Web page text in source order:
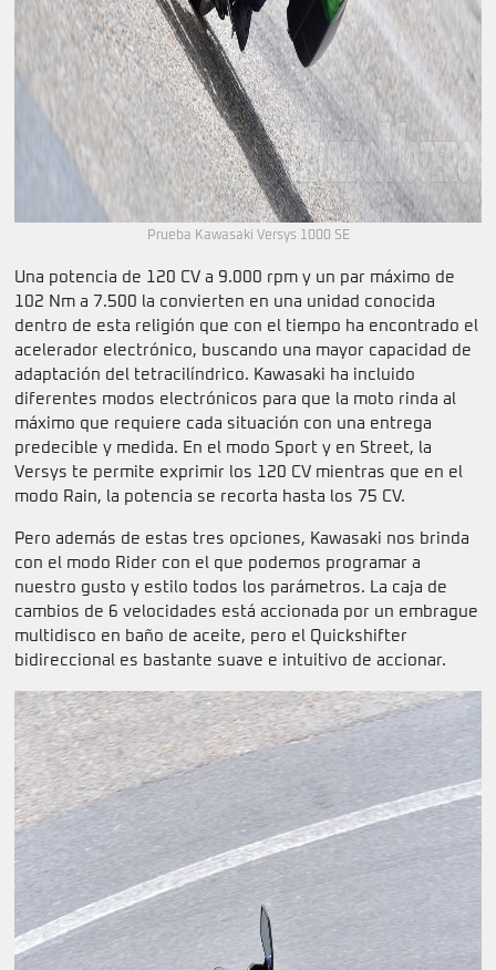
Prueba Kawasaki Versys 1000 SE
Una potencia de 120 CV a 9.000 rpm y un par máximo de
102 Nm a 7.500 la convierten en una unidad conocida
dentro de esta religión que con el tiempo ha encontrado el
acelerador electrónico, buscando una mayor capacidad de
adaptación del tetracilíndrico. Kawasaki ha incluido
diferentes modos electrónicos para que la moto rinda al
máximo que requiere cada situación con una entrega
predecible y medida. En el modo Sport y en Street, la
Versys te permite exprimir los 120 CV mientras que en el
modo Rain, la potencia se recorta hasta los 75 CV.
Pero además de estas tres opciones, Kawasaki nos brinda
con el modo Rider con el que podemos programar a
nuestro gusto y estilo todos los parámetros. La caja de
cambios de 6 velocidades está accionada por un embrague
multidisco en baño de aceite, pero el Quickshifter
bidireccional es bastante suave e intuitivo de accionar.